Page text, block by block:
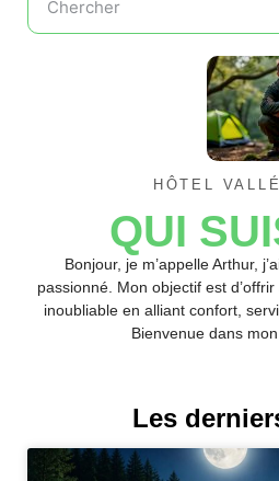
HÔTEL
QUI
Bonjour, je m’appelle Arthur,
passionné. Mon objectif est
inoubliable en alliant confort,
Bienvenue dans
Les